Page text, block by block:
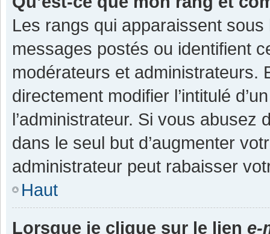
Les rangs qui apparaissent
messages postés ou identifient
modérateurs et administrateurs.
directement modifier l’intitulé
l’administrateur. Si vous
dans le seul but d’augmenter
administrateur peut rabaisser
Haut
Lorsque je clique sur le lien e-